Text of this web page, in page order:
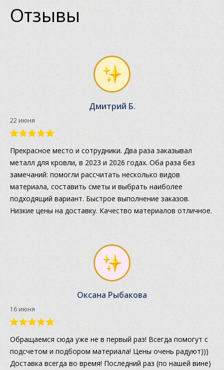
Отзывы
Дмитрий Б.
22 июня
Прекрасное место и сотрудники. Два раза заказывал
металл для кровли, в 2023 и 2026 годах. Оба раза без
замечаний: помогли рассчитать несколько видов
материала, составить сметы и выбрать наиболее
подходящий вариант. Быстрое выполнение заказов.
Низкие цены на доставку. Качество материалов отличное.
Оксана Рыбакова
16 июня
Обращаемся сюда уже не в первый раз! Всегда помогут с
подсчетом и подбором материала! Цены очень радуют)))
Доставка всегда во время! Последний раз (по нашей вине)